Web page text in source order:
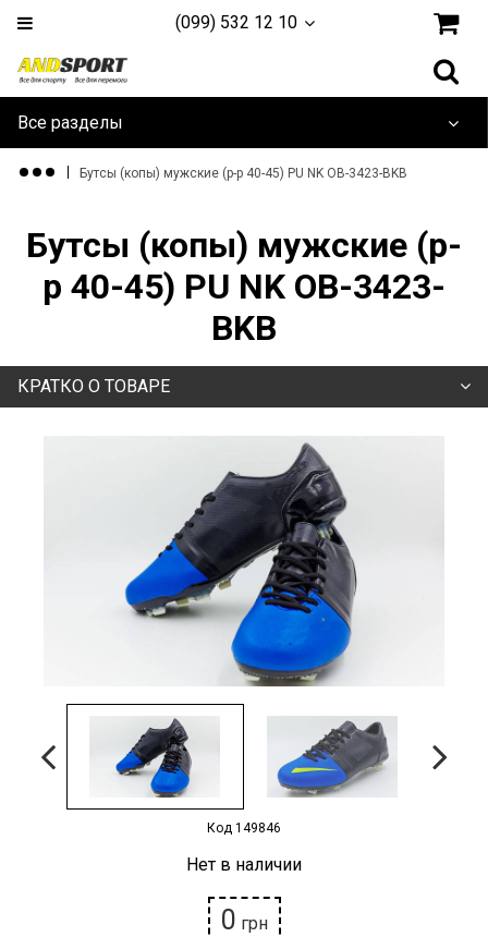
(099) 532 12 10
Все разделы
Дайвинг и плавание
Одежда и обувь
Туризм и активный отдых
Единоборства
Наградная атрибутика
Спортивные Залы
РАСПРОДАЖА
Условия возврата
Бутсы (копы) мужские (р-р 40-45) PU NK OB-3423-BKB
Бутсы (копы) мужские (р-
р 40-45) PU NK OB-3423-
BKB
КРАТКО О ТОВАРЕ
Код 149846
Нет в наличии
0 грн